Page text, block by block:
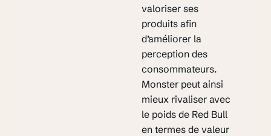
valoriser ses
produits afin
d’améliorer la
perception des
consommateurs.
Monster peut ainsi
mieux rivaliser avec
le poids de Red Bull
en termes de valeur